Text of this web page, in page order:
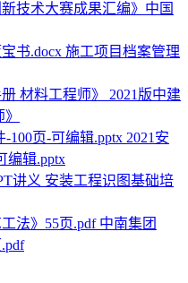
技术大赛成果汇编》中国
施工项目档案管理
2021版中建
2021安
编辑.pptx
安装工程识图基础培
中南集团